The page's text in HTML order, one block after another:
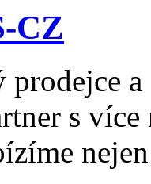
CZ
s více